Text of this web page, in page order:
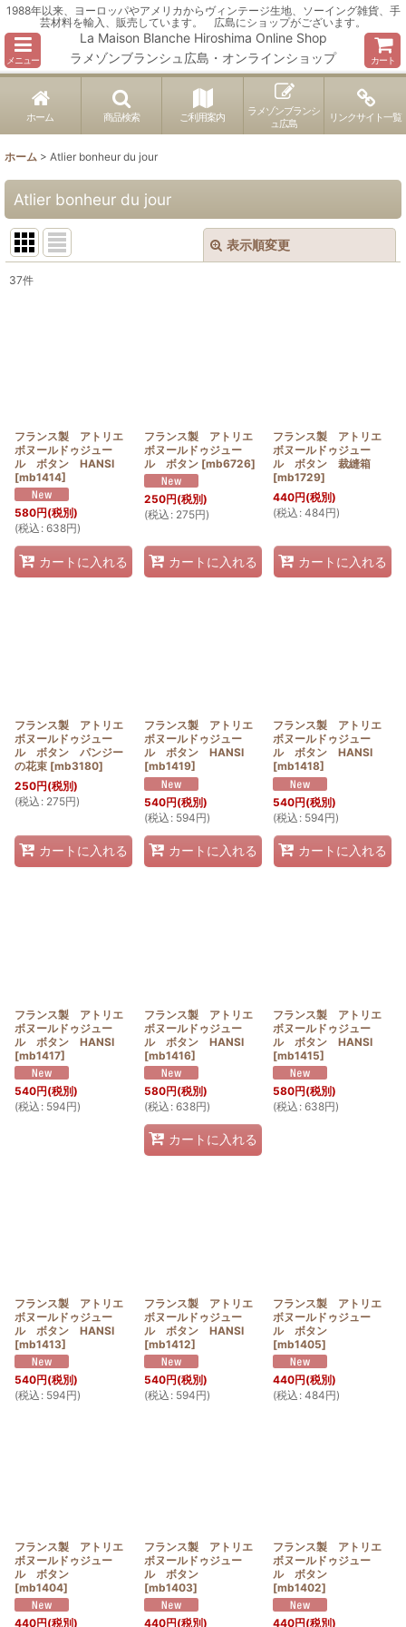
1988年以来、ヨーロッパやアメリカからヴィンテージ生地、ソーイング雑貨、手
芸材料を輸入、販売しています。 広島にショップがございます。
メニュー
La Maison Blanche Hiroshima Online Shop
ラメゾンブランシュ広島・オンラインショップ
カート
ホーム 商品検索 ご利用案内
ラメゾンブランシ
ュ広島
リンクサイト一覧
ホーム > Atlier bonheur du jour
Atlier bonheur du jour
表示順変更
37件
フランス製 アトリエ
ボヌールドゥジュー
ル ボタン HANSI
[mb1414]
580円(税別)
(税込 : 638円)
カートに入れる
フランス製 アトリエ
ボヌールドゥジュー
ル ボタン [mb6726]
250円(税別)
(税込 : 275円)
カートに入れる
フランス製 アトリエ
ボヌールドゥジュー
ル ボタン 裁縫箱
[mb1729]
440円(税別)
(税込 : 484円)
カートに入れる
フランス製 アトリエ
ボヌールドゥジュー
ル ボタン パンジー
の花束 [mb3180]
250円(税別)
(税込 : 275円)
カートに入れる
フランス製 アトリエ
ボヌールドゥジュー
ル ボタン HANSI
[mb1419]
540円(税別)
(税込 : 594円)
カートに入れる
フランス製 アトリエ
ボヌールドゥジュー
ル ボタン HANSI
[mb1418]
540円(税別)
(税込 : 594円)
カートに入れる
フランス製 アトリエ
ボヌールドゥジュー
ル ボタン HANSI
[mb1417]
540円(税別)
(税込 : 594円)
フランス製 アトリエ
ボヌールドゥジュー
ル ボタン HANSI
[mb1416]
580円(税別)
(税込 : 638円)
カートに入れる
フランス製 アトリエ
ボヌールドゥジュー
ル ボタン HANSI
[mb1415]
580円(税別)
(税込 : 638円)
フランス製 アトリエ
ボヌールドゥジュー
ル ボタン HANSI
[mb1413]
540円(税別)
(税込 : 594円)
フランス製 アトリエ
ボヌールドゥジュー
ル ボタン HANSI
[mb1412]
540円(税別)
(税込 : 594円)
フランス製 アトリエ
ボヌールドゥジュー
ル ボタン
[mb1405]
440円(税別)
(税込 : 484円)
フランス製 アトリエ
ボヌールドゥジュー
ル ボタン
[mb1404]
440円(税別)
フランス製 アトリエ
ボヌールドゥジュー
ル ボタン
[mb1403]
440円(税別)
フランス製 アトリエ
ボヌールドゥジュー
ル ボタン
[mb1402]
440円(税別)